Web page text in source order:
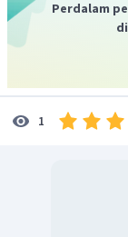
Perdalam
1